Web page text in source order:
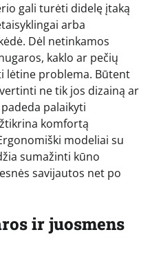
gali turėti didelę įtaką
arba
Dėl netinkamos
kaklo ar pečių
lėtine problema. Būtent
ne tik jos dizainą ar
palaikyti
komfortą
modeliai su
sumažinti kūno
savijautos net po
ir juosmens